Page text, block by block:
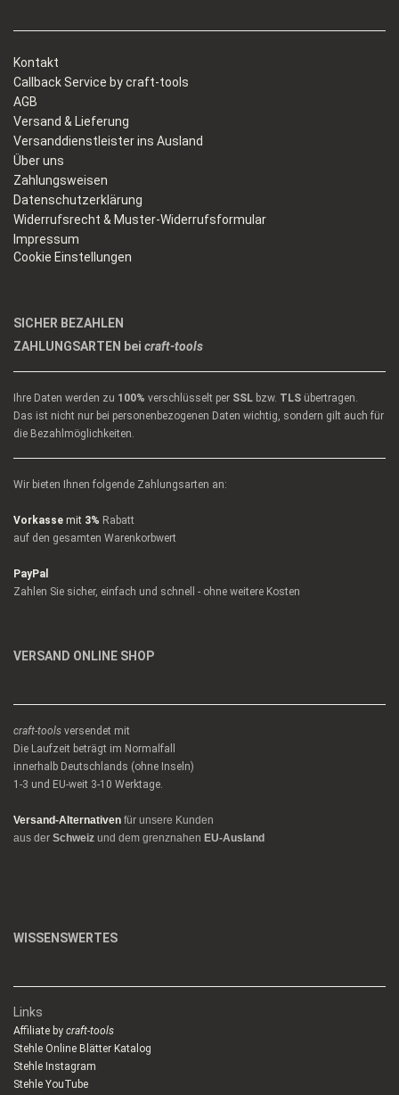
Kontakt
Callback Service by craft-tools
AGB
Versand & Lieferung
Versanddienstleister ins Ausland
Über uns
Zahlungsweisen
Datenschutzerklärung
Widerrufsrecht & Muster-Widerrufsformular
Impressum
Cookie Einstellungen
SICHER BEZAHLEN
ZAHLUNGSARTEN bei craft-tools
Ihre Daten werden zu 100% verschlüsselt per SSL bzw. TLS übertragen.
Das ist nicht nur bei personenbezogenen Daten wichtig, sondern gilt auch für
die Bezahlmöglichkeiten.
Wir bieten Ihnen folgende Zahlungsarten an:
Vorkasse mit 3% Rabatt
auf den gesamten Warenkorbwert
PayPal
Zahlen Sie sicher, einfach und schnell - ohne weitere Kosten
VERSAND ONLINE SHOP
craft-tools versendet mit
Die Laufzeit beträgt im Normalfall
innerhalb Deutschlands (ohne Inseln)
1-3 und EU-weit 3-10 Werktage.
Versand-Alternativen für unsere Kunden
aus der Schweiz und dem grenznahen EU-Ausland
WISSENSWERTES
Links
Affiliate by craft-tools
Stehle Online Blätter Katalog
Stehle Instagram
Stehle YouTube